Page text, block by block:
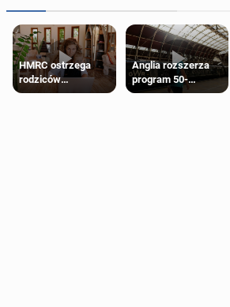
HMRC ostrzega
rodziców
pobierających Child
Anglia rozszerza
program 50-
procentowych